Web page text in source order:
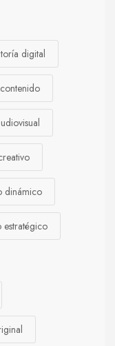
digital
contenido
dinámico
estratégico